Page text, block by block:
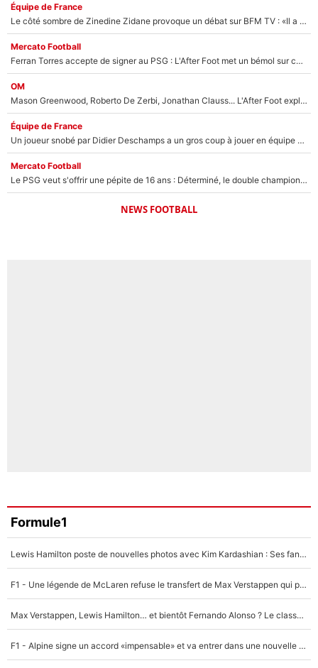
Équipe de France
Le côté sombre de Zinedine Zidane provoque un débat sur BFM TV : «Il a pris 14 cartons rouges»
Mercato Football
Ferran Torres accepte de signer au PSG : L'After Foot met un bémol sur ce transfert, le champion du monde va couter trop cher ?
OM
Mason Greenwood, Roberto De Zerbi, Jonathan Clauss... L'After Foot explique pourquoi Medhi Benatia a craqué à l'OM !
Équipe de France
Un joueur snobé par Didier Deschamps a un gros coup à jouer en équipe de France : Zinedine Zidane a trouvé son numéro 9 ?
Mercato Football
Le PSG veut s'offrir une pépite de 16 ans : Déterminé, le double champion d'Europe en titre est prêt à lâcher 40M€ pour celui que l'on compare déjà à Vinicius Jr !
NEWS FOOTBALL
Formule1
Lewis Hamilton poste de nouvelles photos avec Kim Kardashian : Ses fans le voient déjà redevenir champion du monde de F1 grâce à elle !
F1 - Une légende de McLaren refuse le transfert de Max Verstappen qui pourrait «faire des vagues» et plomber l'ambiance dans l'équipe
Max Verstappen, Lewis Hamilton… et bientôt Fernando Alonso ? Le classement des pilotes les mieux payés en Formule 1 risque de changer !
F1 - Alpine signe un accord «impensable» et va entrer dans une nouvelle dimension : Grande nouvelle pour Pierre Gasly !